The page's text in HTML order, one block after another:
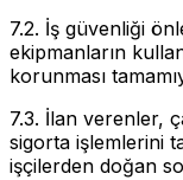
7.2. İş güvenliği
ekipmanların
korunması
7.3. İlan verenler,
sigorta işlemlerini
işçilerden doğan